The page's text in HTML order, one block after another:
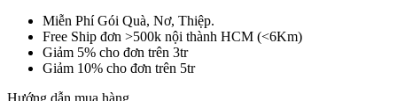
Miễn Phí Gói Quà, Nơ, Thiệp.
Free Ship đơn >500k nội thành HCM (<6Km)
Giảm 5% cho đơn trên 3tr
Giảm 10% cho đơn trên 5tr
Hướng dẫn mua hàng